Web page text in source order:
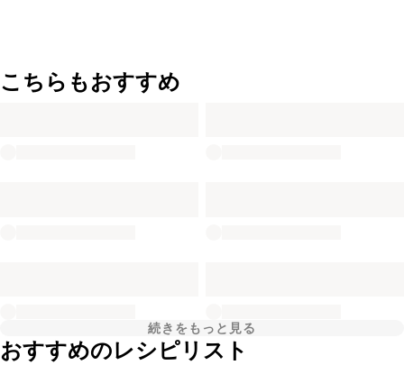
こちらもおすすめ
続きをもっと見る
おすすめのレシピリスト